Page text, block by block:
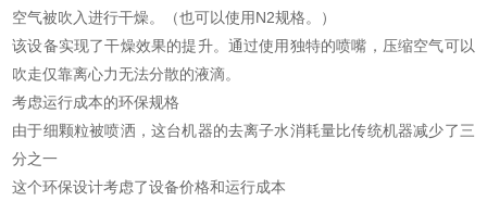
空气被吹入进行干燥。（也可以使用N2规格。）
该设备实现了干燥效果的提升。通过使用独特的喷嘴，压缩空气可以
吹走仅靠离心力无法分散的液滴。
考虑运行成本的环保规格
由于细颗粒被喷洒，这台机器的去离子水消耗量比传统机器减少了三
分之一
这个环保设计考虑了设备价格和运行成本